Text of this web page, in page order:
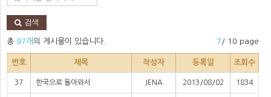
검색
총 97개의 게시물이 있습니다. 7 / 10 page
번호 제목 작성자 등록일 조회수
37 한국으로 돌아와서 JENA 2013/08/02 1834